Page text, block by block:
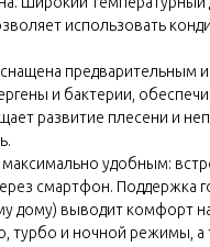
использовать
предварительным и
и бактерии,
развитие плесени и
удобным:
смартфон. Поддержка
дому) выводит комфорт
турбо и ночной режимы, а